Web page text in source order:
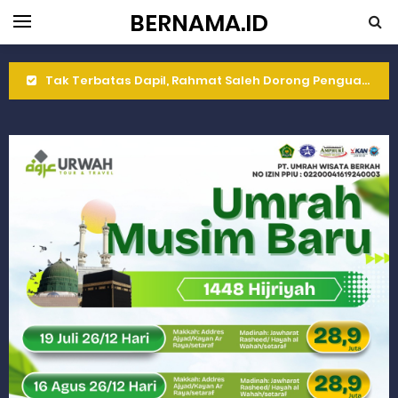
BERNAMA.ID
Tak Terbatas Dapil, Rahmat Saleh Dorong Penguatan Pertanian di Kabupaten Agam
Rahmat Saleh Resmikan Hunian Tetap KARTA untuk Korban Banjir Bandang di Sumbar
Gelar Musdalub, Ini Tujuan Partai Demokrat Sumbar
Wakili Gubernur Sumbar, Kabiro Kesra Hadiri dan Berikan Arahan pada MTQ Nasional ke-50 Tingkat Kec. Sungai Limau
RELIS KEJAKSAAN TINGGI SUMATERA BARAT
RELIS KEJAKSAAN TINGGI SUMATERA BARAT
RELIS KEJAKSAAN TINGGI SUMATERA BARAT
Peringati Hari Koperasi ke-79, Wagub Sumbar Dorong Koperasi Jadi Motor Penggerak Ekonomi Rakyat